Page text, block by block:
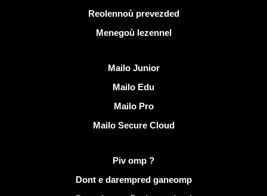
Reolennoù prevezded
Menegoù lezennel
Mailo Junior
Mailo Edu
Mailo Pro
Mailo Secure Cloud
Muioc'h a ditouroù war Mailo
Piv omp ?
Dont e darempred ganeomp